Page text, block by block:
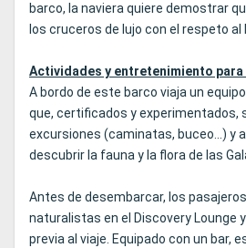
barco, la naviera quiere demostrar
los cruceros de lujo con el respeto al
Actividades y entretenimiento
A bordo de este barco viaja un
que, certificados y experimentados,
excursiones (caminatas, buceo...) y
descubrir la fauna y la flora de las
Antes de desembarcar, los
naturalistas en el Discovery Lounge
previa al viaje. Equipado con un bar,